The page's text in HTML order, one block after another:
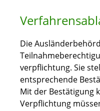
Die
verpflichtung. Sie
entsprechende
Mit der Bestätigung
Verpflichtung